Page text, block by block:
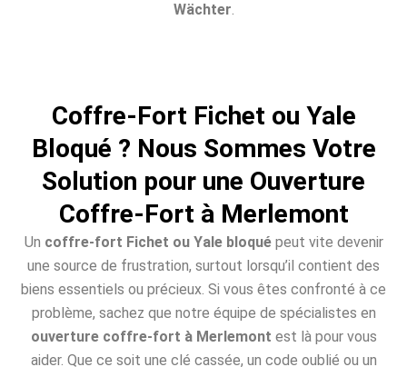
Wächter.
Coffre-Fort Fichet ou Yale
Bloqué ? Nous Sommes Votre
Solution pour une Ouverture
Coffre-Fort à Merlemont
Un coffre-fort Fichet ou Yale bloquépeut vite devenir
une source de frustration, surtout lorsqu’il contient des
biens essentiels ou précieux. Si vous êtes confronté à ce
problème, sachez que notre équipe de spécialistes en
ouverture coffre-fort à Merlemont est là pour vous
aider. Que ce soit une clé cassée, un code oublié ou un